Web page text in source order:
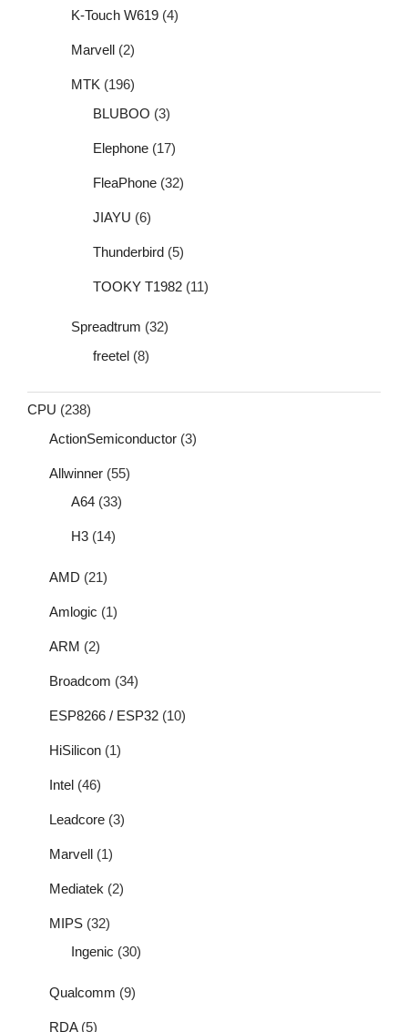
K-Touch W619 (4)
Marvell (2)
MTK (196)
BLUBOO (3)
Elephone (17)
FleaPhone (32)
JIAYU (6)
Thunderbird (5)
TOOKY T1982 (11)
Spreadtrum (32)
freetel (8)
CPU (238)
ActionSemiconductor (3)
Allwinner (55)
A64 (33)
H3 (14)
AMD (21)
Amlogic (1)
ARM (2)
Broadcom (34)
ESP8266 / ESP32 (10)
HiSilicon (1)
Intel (46)
Leadcore (3)
Marvell (1)
Mediatek (2)
MIPS (32)
Ingenic (30)
Qualcomm (9)
RDA(5)